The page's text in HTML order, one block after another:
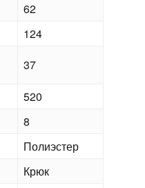
62
124
37
520
8
Полиэстер
Крюк